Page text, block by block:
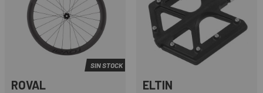
SIN STOCK
ROVAL ELTIN